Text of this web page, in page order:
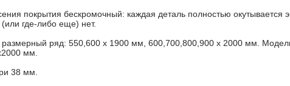
покрытия бескромочный: каждая деталь полностью
где-либо еще) нет.
ряд: 550,600 х 1900 мм, 600,700,800,900 х 2000 мм.
мм.
38 мм.